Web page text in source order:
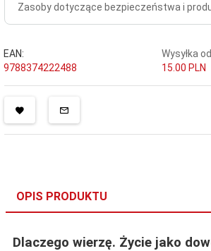
Zasoby dotyczące bezpieczeństwa i
EAN:
9788374222488
Wysyłka
15.00 PLN
OPIS PRODUKTU
Dlaczego wierzę. Życie jako